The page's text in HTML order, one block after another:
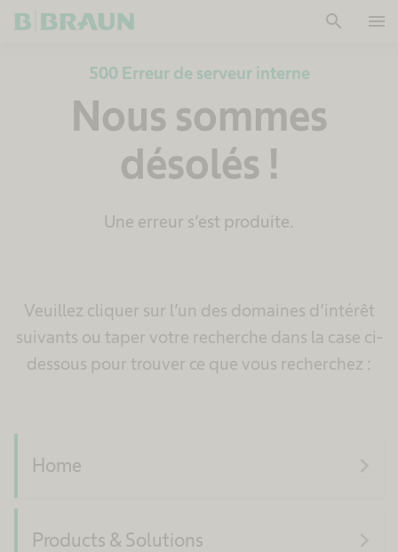
search menu
500 Erreur de serveur interne
Nous sommes
désolés !
Une erreur s’est produite.
Veuillez cliquer sur l’un des domaines d’intérêt
suivants ou taper votre recherche dans la case ci-
dessous pour trouver ce que vous recherchez :
Home
Products & Solutions